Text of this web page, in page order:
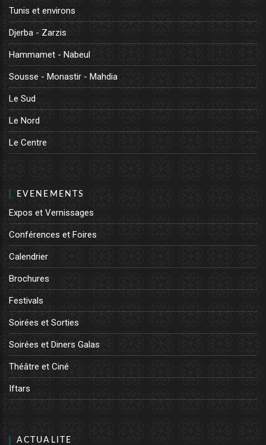
Tunis et environs
Djerba - Zarzis
Hammamet - Nabeul
Sousse - Monastir - Mahdia
Le Sud
Le Nord
Le Centre
EVENEMENTS
Expos et Vernissages
Conférences et Foires
Calendrier
Brochures
Festivals
Soirées et Sorties
Soirées et Diners Galas
Théâtre et Ciné
Iftars
ACTUALITE